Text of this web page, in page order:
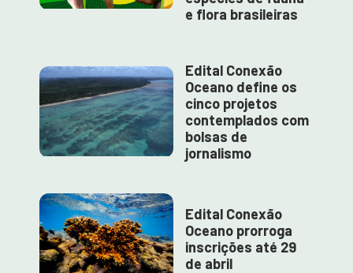
e flora brasileiras
Edital Conexão
Oceano define os
cinco projetos
contemplados com
bolsas de
jornalismo
Edital Conexão
Oceano prorroga
inscrições até 29
de abril